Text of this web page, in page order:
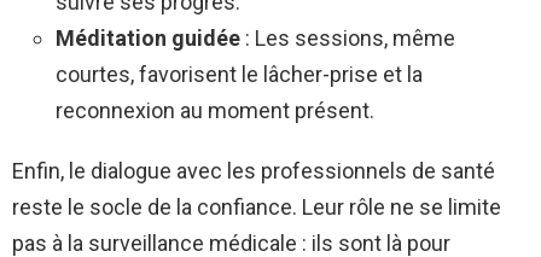
Méditation guidée : Les sessions, même
courtes, favorisent le lâcher-prise et la
reconnexion au moment présent.
Enfin, le dialogue avec les professionnels de santé
reste le socle de la confiance. Leur rôle ne se limite
pas à la surveillance médicale : ils sont là pour